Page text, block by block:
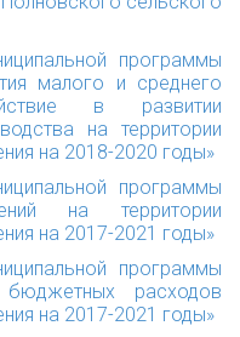
программы
малого и среднего
в развитии
на территории
на 2018-2020 годы»
программы
на территории
на 2017-2021 годы»
программы
расходов
на 2017-2021 годы»